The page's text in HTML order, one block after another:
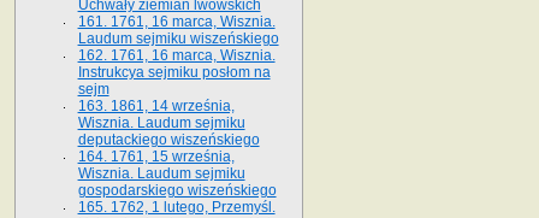
Uchwały ziemian lwowskich
161. 1761, 16 marca, Wisznia.
Laudum sejmiku wiszeńskiego
162. 1761, 16 marca, Wisznia.
Instrukcya sejmiku posłom na
sejm
163. 1861, 14 września,
Wisznia. Laudum sejmiku
deputackiego wiszeńskiego
164. 1761, 15 września,
Wisznia. Laudum sejmiku
gospodarskiego wiszeńskiego
165. 1762, 1 lutego, Przemyśl.